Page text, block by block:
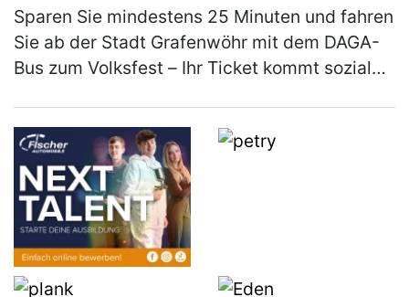
Sparen Sie mindestens 25 Minuten und fahren
Sie ab der Stadt Grafenwöhr mit dem DAGA-
Bus zum Volksfest – Ihr Ticket kommt sozialen